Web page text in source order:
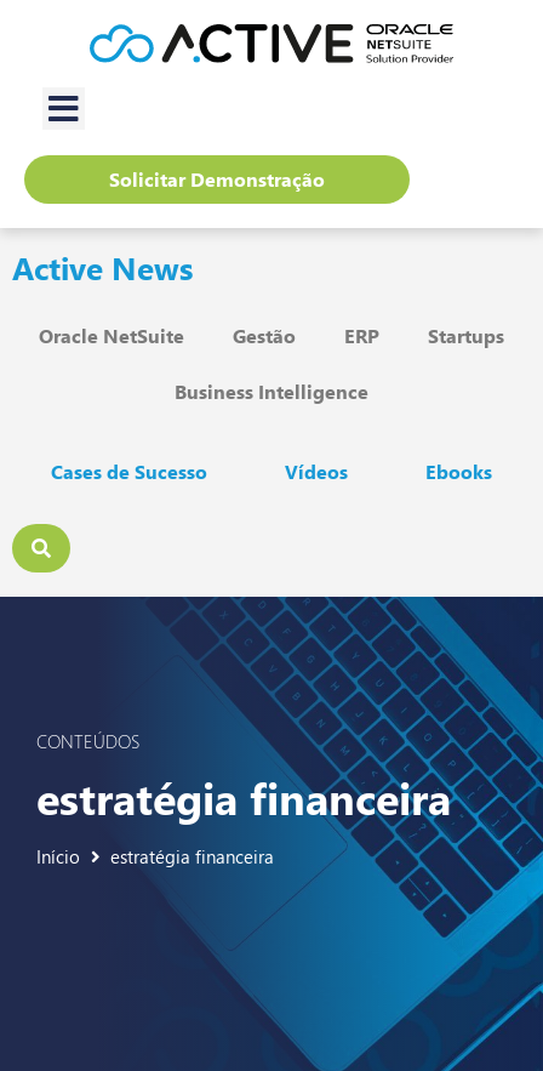
Solicitar Demonstração
Active News
Oracle NetSuite Gestão ERP Startups
Business Intelligence
Cases de Sucesso Vídeos Ebooks
CONTEÚDOS
estratégia financeira
Início estratégia financeira